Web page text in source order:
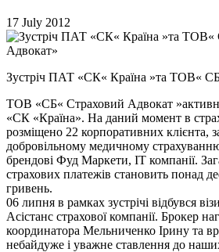
17 July 2012
Зустріч ПАТ «СК« Країна »та ТОВ«
ТОВ «СБ« Страховий Адвокат
«СК «Країна». На даний момент в
розміщено 22 корпоративних клієнта,
добровільному медичному
брендові Фуд Маркети, ІТ компанії.
страхових платежів становить понад
гривень.
06 липня в рамках зустрічі відбувся
Асістанс страхової компанії. Брокер
координатора Мельниченко Ірину та
небайдуже і уважне ставлення до